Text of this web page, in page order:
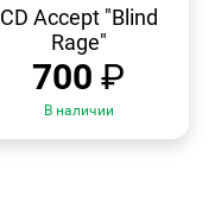
ПРОСМОТР
CD Accept "Blind
Rage"
700 ₽
В наличии